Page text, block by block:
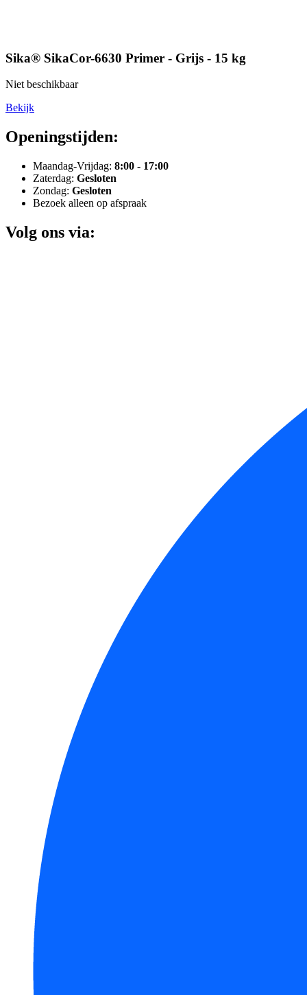
Sika® SikaCor-6630 Primer - Grijs - 15 kg
Niet beschikbaar
Bekijk
Openingstijden:
Maandag-Vrijdag: 8:00 - 17:00
Zaterdag: Gesloten
Zondag: Gesloten
Bezoek alleen op afspraak
Volg ons via: